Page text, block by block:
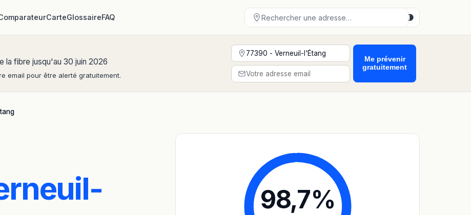
CarteGlossaireFAQ
la fibre jusqu'au 30 juin 2026
email pour être alerté gratuitement.
Me prévenir
gratuitement
98,7%